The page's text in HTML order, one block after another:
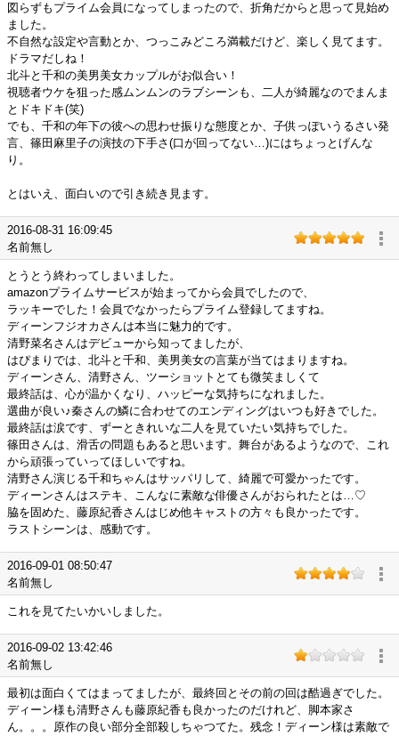
図らずもプライム会員になってしまったので、折角だからと思って見始め
ました。
不自然な設定や言動とか、つっこみどころ満載だけど、楽しく見てます。
ドラマだしね！
北斗と千和の美男美女カップルがお似合い！
視聴者ウケを狙った感ムンムンのラブシーンも、二人が綺麗なのでまんま
とドキドキ(笑)
でも、千和の年下の彼への思わせ振りな態度とか、子供っぽいうるさい発
言、篠田麻里子の演技の下手さ(口が回ってない…)にはちょっとげんな
り。
とはいえ、面白いので引き続き見ます。
2016-08-31 16:09:45
名前無し
とうとう終わってしまいました。
amazonプライムサービスが始まってから会員でしたので、
ラッキーでした！会員でなかったらプライム登録してますね。
ディーンフジオカさんは本当に魅力的です。
清野菜名さんはデビューから知ってましたが、
はぴまりでは、北斗と千和、美男美女の言葉が当てはまりますね。
ディーンさん、清野さん、ツーショットとても微笑ましくて
最終話は、心が温かくなり、ハッピーな気持ちになれました。
選曲が良い♪秦さんの鱗に合わせてのエンディングはいつも好きでした。
最終話は涙です、ずーときれいな二人を見ていたい気持ちでした。
篠田さんは、滑舌の問題もあると思います。舞台があるようなので、これ
から頑張っていってほしいですね。
清野さん演じる千和ちゃんはサッパリして、綺麗で可愛かったです。
ディーンさんはステキ、こんなに素敵な俳優さんがおられたとは…♡
脇を固めた、藤原紀香さんはじめ他キャストの方々も良かったです。
ラストシーンは、感動です。
2016-09-01 08:50:47
名前無し
これを見てたいかいしました。
2016-09-02 13:42:46
名前無し
最初は面白くてはまってましたが、最終回とその前の回は酷過ぎでした。
ディーン様も清野さんも藤原紀香も良かったのだけれど、脚本家さ
ん。。。原作の良い部分全部殺しちゃつてた。残念！ディーン様は素敵で